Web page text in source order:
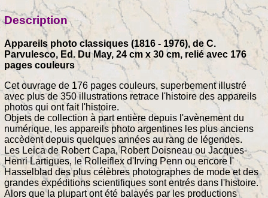
Description
Appareils photo classiques (1816 - 1976), de C.
Parvulesco, Ed. Du May, 24 cm x 30 cm, relié avec 176
pages couleurs
Cet ouvrage de 176 pages couleurs, superbement illustré
avec plus de 350 illustrations retrace l'histoire des appareils
photos qui ont fait l'histoire.
Objets de collection à part entière depuis l'avènement du
numérique, les appareils photo argentines les plus anciens
accèdent depuis quelques années au rang de légendes.
Les Leica de Robert Capa, Robert Doisneau ou Jacques-
Henri Lartigues, le Rolleiflex d'Irving Penn ou encore l'
Hasselblad des plus célèbres photographes de mode et des
grandes expéditions scientifiques sont entrés dans l'histoire.
Alors que la plupart ont été balayés par les productions